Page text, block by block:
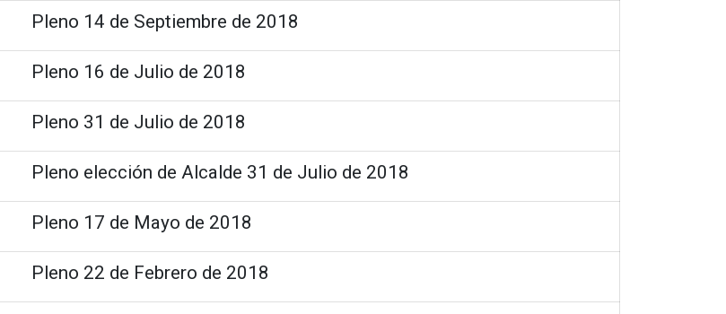
Pleno 14 de Septiembre de 2018
Pleno 16 de Julio de 2018
Pleno 31 de Julio de 2018
Pleno elección de Alcalde 31 de Julio de 2018
Pleno 17 de Mayo de 2018
Pleno 22 de Febrero de 2018